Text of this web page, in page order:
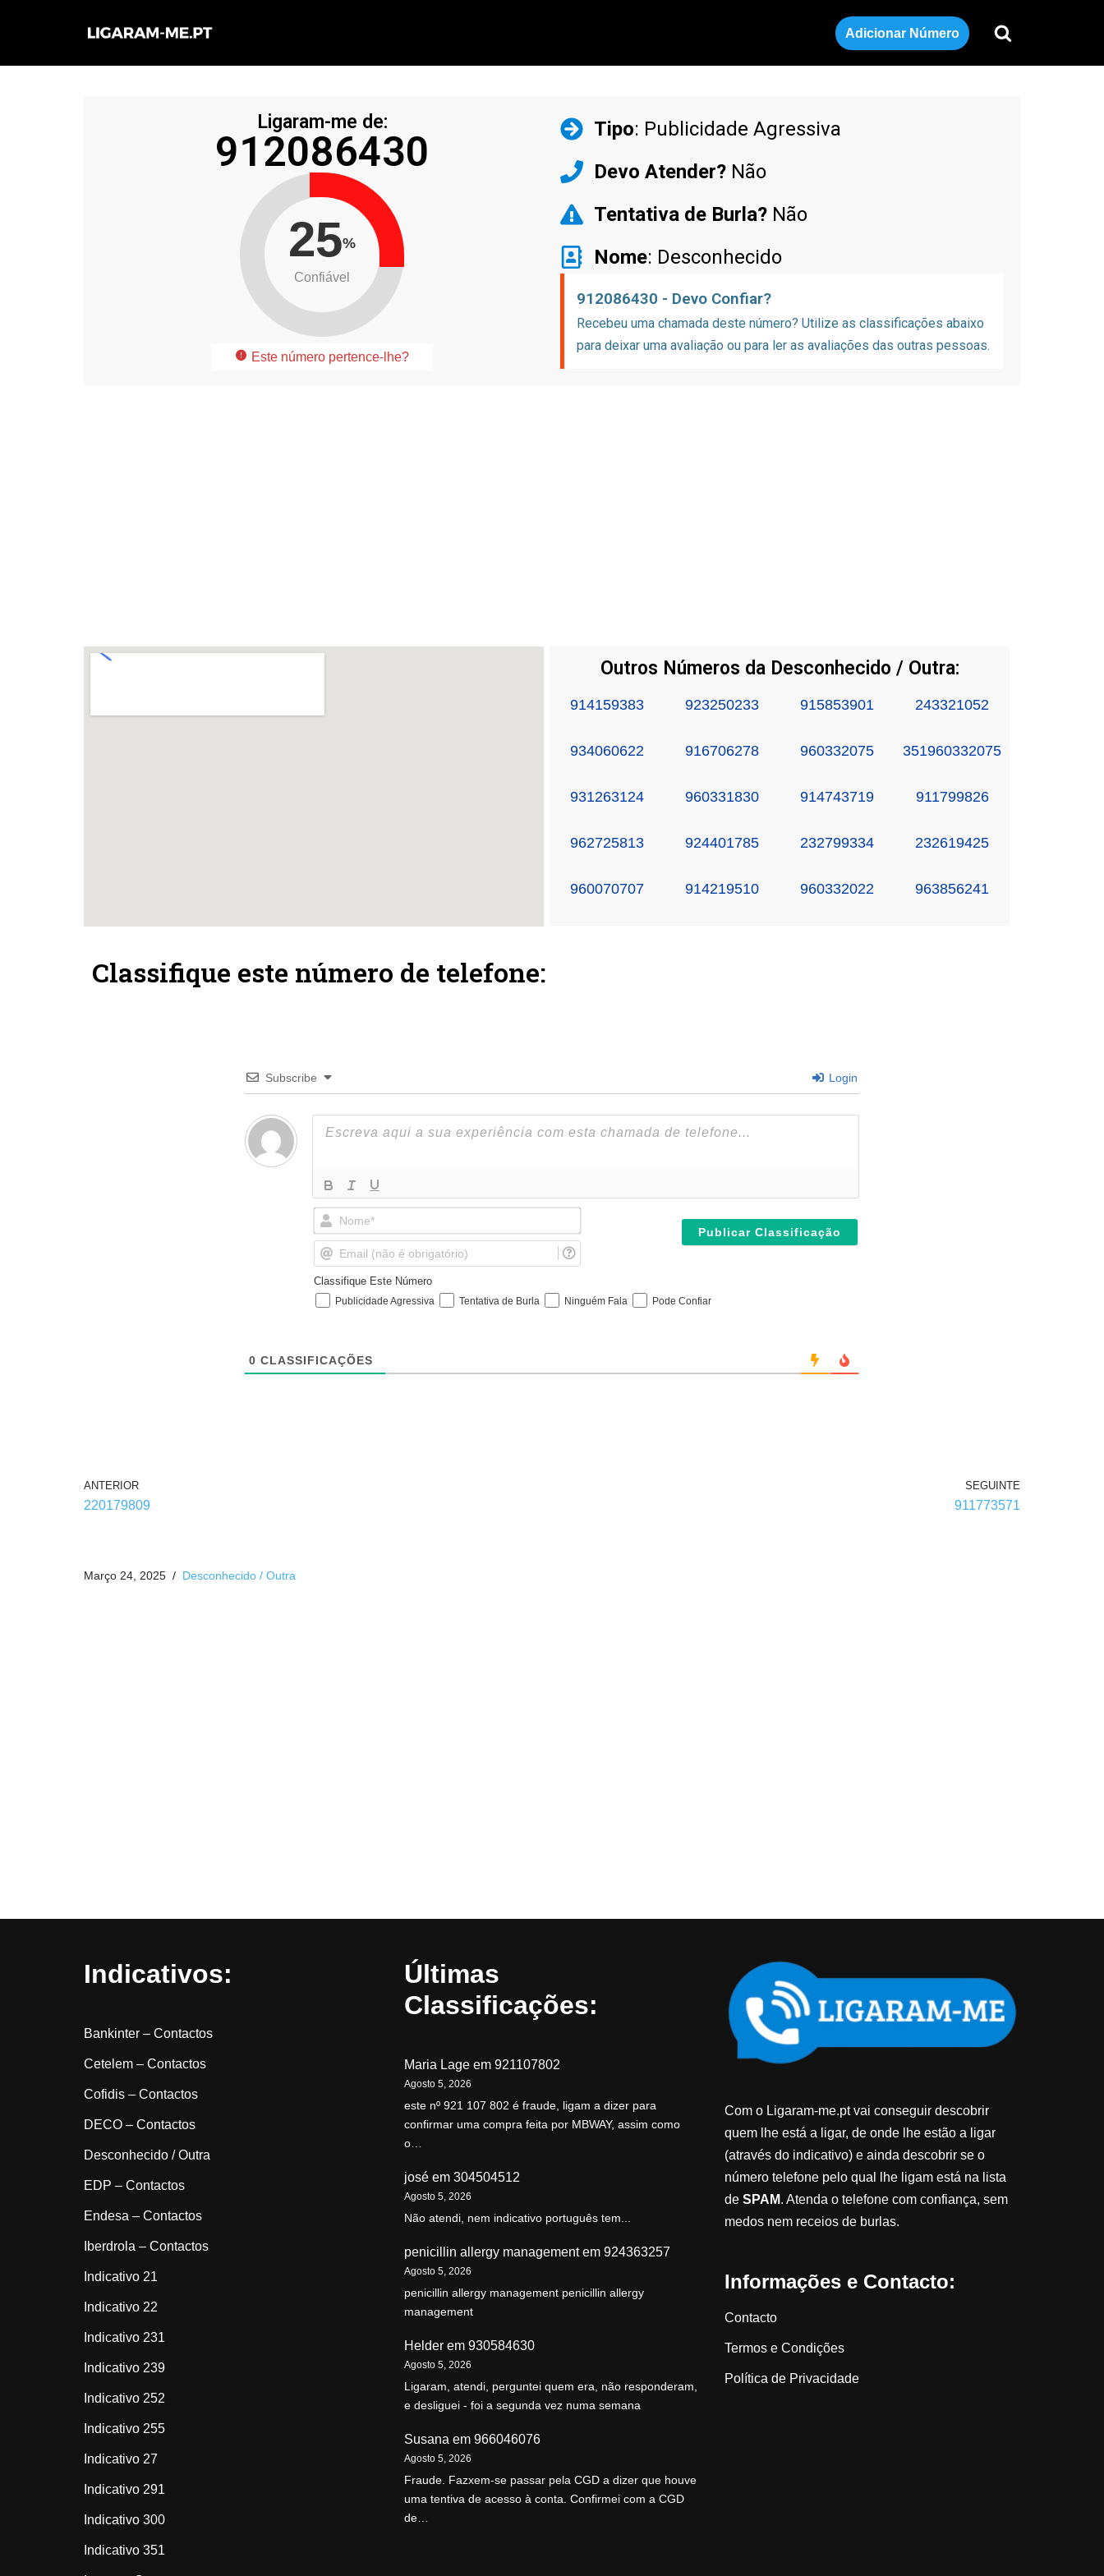
para
Adicionar Número
Ligaram-me de:
912086430
25%
Confiável
Este número pertence-lhe?
Tipo: Publicidade Agressiva
Devo Atender? Não
Tentativa de Burla? Não
Nome: Desconhecido
912086430 - Devo Confiar?
Recebeu uma chamada deste número? Utilize as classificações abaixo
para deixar uma avaliação ou para ler as avaliações das outras pessoas.
Outros Números da Desconhecido / Outra:
914159383 923250233 915853901 243321052
934060622 916706278 960332075 351960332075
931263124 960331830 914743719 911799826
962725813 924401785 232799334 232619425
960070707 914219510 960332022 963856241
Classifique este número de telefone:
Subscribe Login
N
m
l
Classifique Este Número
Publicidade Agressiva Tentativa de Burla Ninguém Fala Pode Confiar
0 CLASSIFICAÇÕES
ANTERIOR
220179809
SEGUINTE
911773571
Março 24, 2025 Desconhecido / Outra
Indicativos:
Bankinter – Contactos
Cetelem – Contactos
Cofidis – Contactos
DECO – Contactos
Desconhecido / Outra
EDP – Contactos
Endesa – Contactos
Iberdrola – Contactos
Indicativo 21
Indicativo 22
Indicativo 231
Indicativo 239
Indicativo 252
Indicativo 255
Indicativo 27
Indicativo 291
Indicativo 300
Indicativo 351
Últimas
Classificações:
Maria Lage em 921107802
Agosto 5, 2026
este nº 921 107 802 é fraude, ligam a dizer para
confirmar uma compra feita por MBWAY, assim como
o…
josé em 304504512
Agosto 5, 2026
Não atendi, nem indicativo português tem...
penicillin allergy managementem 924363257
Agosto 5, 2026
penicillin allergy management penicillin allergy
management
Helder em 930584630
Agosto 5, 2026
Ligaram, atendi, perguntei quem era, não responderam,
e desliguei - foi a segunda vez numa semana
Susana em 966046076
Agosto 5, 2026
Fraude. Fazxem-se passar pela CGD a dizer que houve
uma tentiva de acesso à conta. Confirmei com a CGD
de…
Com o Ligaram-me.pt vai conseguir descobrir
quem lhe está a ligar, de onde lhe estão a ligar
(através do indicativo) e ainda descobrir se o
número telefone pelo qual lhe ligam está na lista
de SPAM. Atenda o telefone com confiança, sem
medos nem receios de burlas.
Informações e Contacto:
Contacto
Termos e Condições
Política de Privacidade